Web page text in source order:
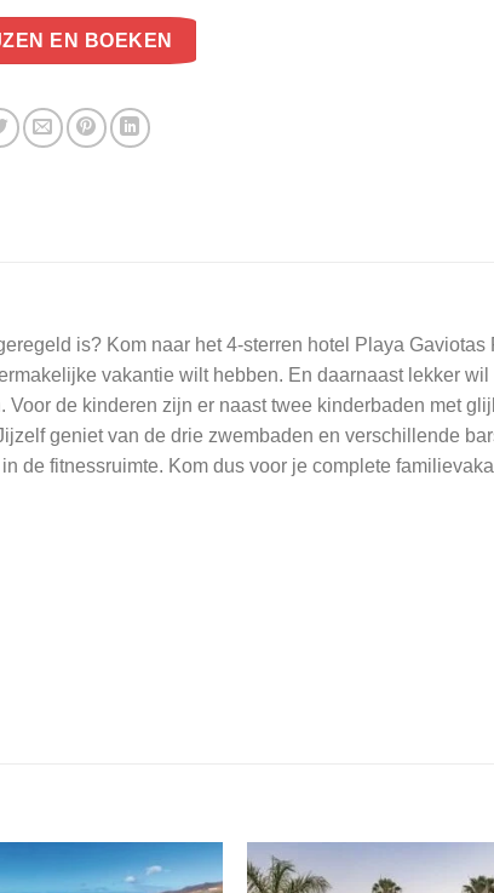
EN BOEKEN
is? Kom naar het 4-sterren hotel Playa Gaviotas
vakantie wilt hebben. En daarnaast lekker wil
de kinderen zijn er naast twee kinderbaden met
geniet van de drie zwembaden en verschillende
de fitnessruimte. Kom dus voor je complete